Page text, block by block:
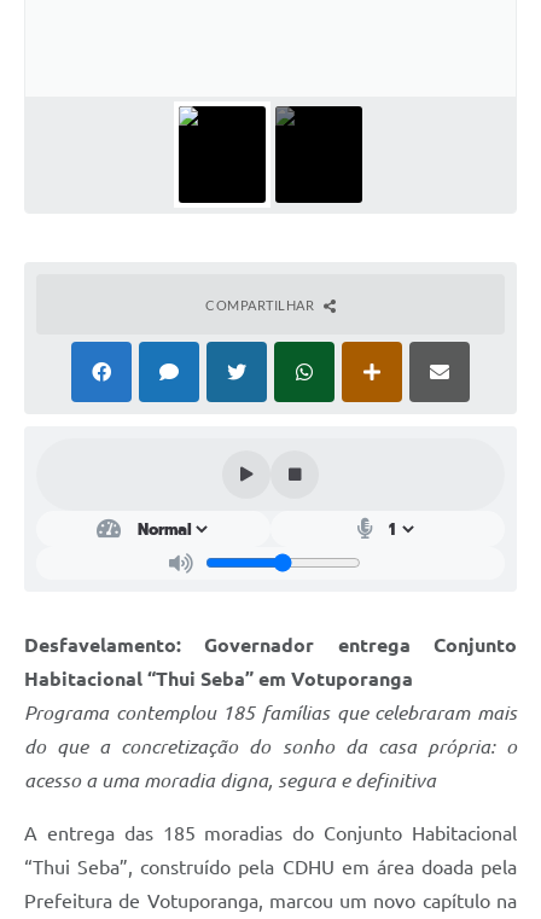
COMPARTILHAR
Desfavelamento: Governador entrega Conjunto
Habitacional “Thui Seba” em Votuporanga
Programa contemplou 185 famílias que celebraram mais
do que a concretização do sonho da casa própria: o
acesso a uma moradia digna, segura e definitiva
A entrega das 185 moradias do Conjunto Habitacional
“Thui Seba”, construído pela CDHU em área doada pela
Prefeitura de Votuporanga, marcou um novo capítulo na